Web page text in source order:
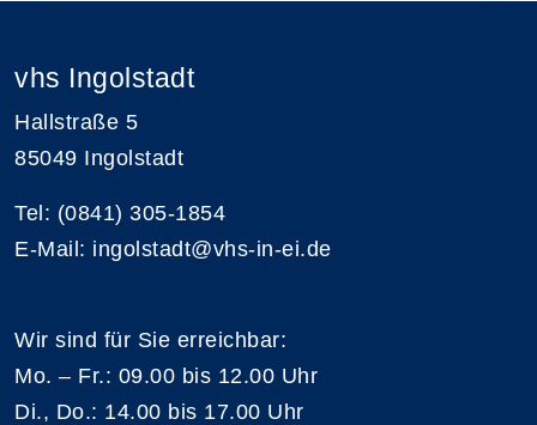
vhs Ingolstadt
Hallstraße 5
85049 Ingolstadt
Tel: (0841) 305-1854
E-Mail: ingolstadt@vhs-in-ei.de
Wir sind für Sie erreichbar:
Mo. – Fr.: 09.00 bis 12.00 Uhr
Di., Do.: 14.00 bis 17.00 Uhr